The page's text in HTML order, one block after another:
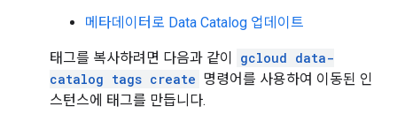
메타데이터로 Data Catalog 업데이트
태그를 복사하려면 다음과 같이
gcloud data-
catalog tags create 명령어를 사용하여 이동된 인
스턴스에 태그를 만듭니다.